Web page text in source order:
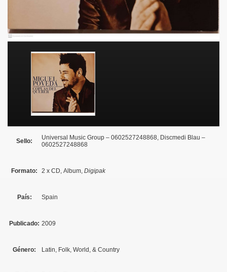
Sello: Universal Music Group – 0602527248868, Discmedi Blau –
0602527248868
Formato: 2 x CD, Album, Digipak
País: Spain
Publicado: 2009
Género: Latin, Folk, World, & Country